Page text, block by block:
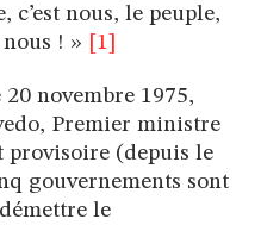
c’est nous, le peuple,
nous ! » [1]
novembre 1975,
Premier ministre
provisoire (depuis le
gouvernements sont
le